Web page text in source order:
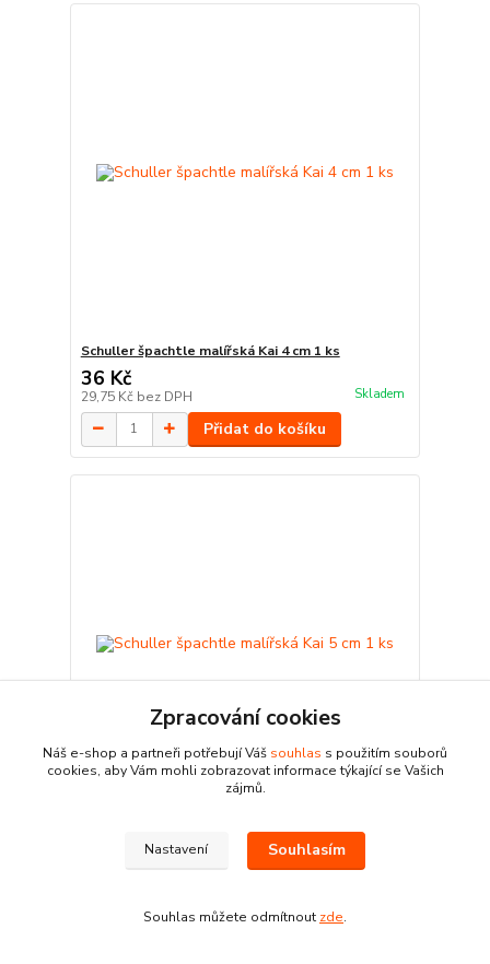
Schuller špachtle malířská Kai 4 cm 1 ks
36 Kč
29,75 Kč bez DPH Skladem
Přidat do košíku
Skladem
Zpracování cookies
Náš e-shop a partneři potřebují Váš souhlas s použitím souborů
cookies, aby Vám mohli zobrazovat informace týkající se Vašich
zájmů.
Nastavení Souhlasím
Souhlas můžete odmítnout zde.